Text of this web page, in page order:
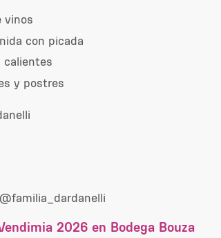
vinos
con picada
calientes
y postres
2026 en Bodega Bouza